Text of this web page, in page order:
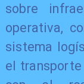
sobre
operativa,
sistema
el transporte